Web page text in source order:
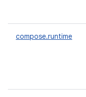
compose.runtime